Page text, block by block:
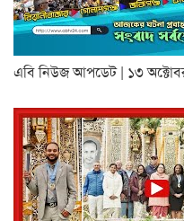
এবি নিউজ আপডেট | ১৩